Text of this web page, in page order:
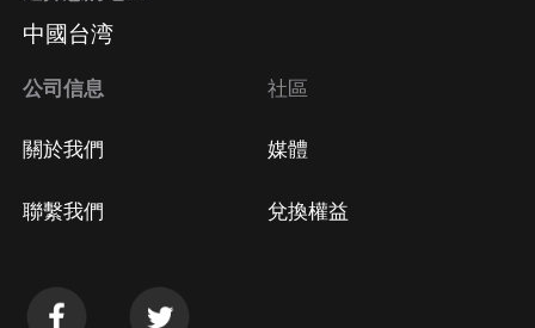
中國台湾
公司信息
關於我們
聯繫我們
社區
媒體
兌換權益